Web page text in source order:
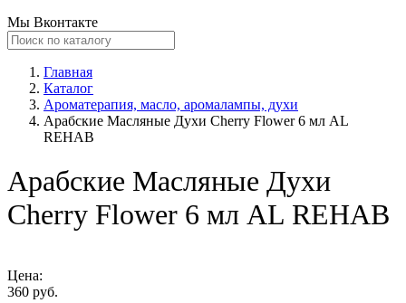
Мы Вконтакте
Главная
Каталог
Ароматерапия, масло, аромалампы, духи
Арабские Масляные Духи Cherry Flower 6 мл AL
REHAB
Арабские Масляные Духи
Cherry Flower 6 мл AL REHAB
Цена:
360 руб.